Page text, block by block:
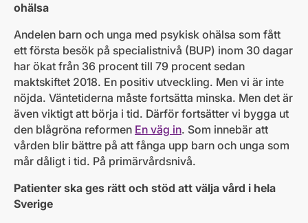
ohälsa
Andelen barn och unga med psykisk ohälsa som fått
ett första besök på specialistnivå (BUP) inom 30 dagar
har ökat från 36 procent till 79 procent sedan
maktskiftet 2018. En positiv utveckling. Men vi är inte
nöjda. Väntetiderna måste fortsätta minska. Men det är
även viktigt att börja i tid. Därför fortsätter vi bygga ut
den blågröna reformen En väg in. Som innebär att
vården blir bättre på att fånga upp barn och unga som
mår dåligt i tid. På primärvårdsnivå.
Patienter ska ges rätt och stöd att välja vård i hela
Sverige